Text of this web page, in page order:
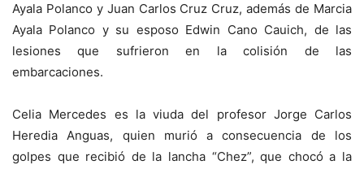
Ayala Polanco y Juan Carlos Cruz Cruz, además de Marcia
Ayala Polanco y su esposo Edwin Cano Cauich, de las
lesiones que sufrieron en la colisión de las
embarcaciones.
Celia Mercedes es la viuda del profesor Jorge Carlos
Heredia Anguas, quien murió a consecuencia de los
golpes que recibió de la lancha “Chez”, que chocó a la